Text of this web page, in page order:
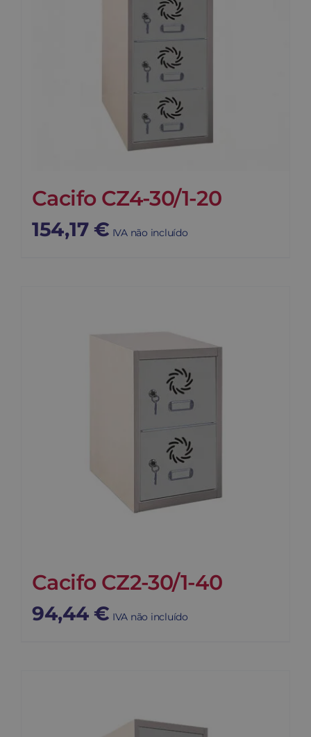
Cacifo CZ4-30/1-20
154,17 € IVA não incluído
Cacifo CZ2-30/1-40
94,44 € IVA não incluído